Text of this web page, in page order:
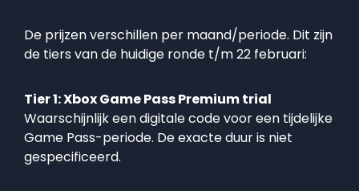
De prijzen verschillen per maand/periode. Dit zijn
de tiers van de huidige ronde t/m 22 februari:
Tier 1: Xbox Game Pass Premium trial
Waarschijnlijk een digitale code voor een tijdelijke
Game Pass-periode. De exacte duur is niet
gespecificeerd.